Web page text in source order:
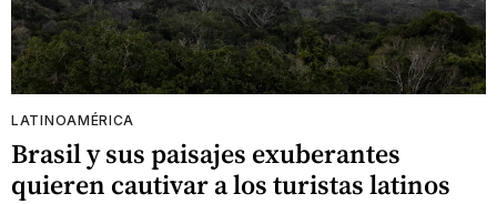
LATINOAMÉRICA
Brasil y sus paisajes exuberantes
quieren cautivar a los turistas latinos